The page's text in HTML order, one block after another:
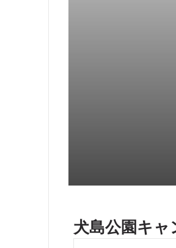
犬島公園キャ